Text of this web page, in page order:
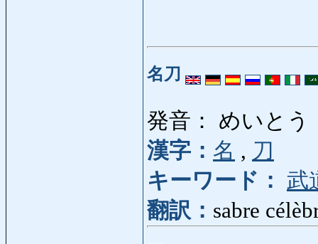
名刀
発音： めいとう
漢字： 名 , 刀
キーワード： 武
翻訳： sabre